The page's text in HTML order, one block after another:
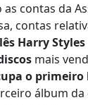
contas da
contas
Harry
mais
o primeiro
álbum